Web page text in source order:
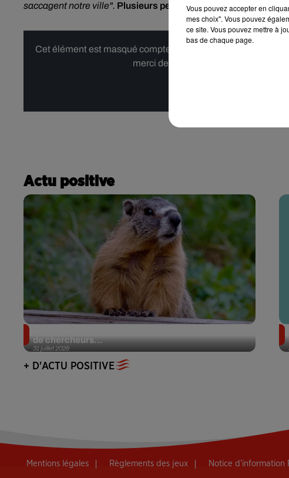
saccagent notre ville". Plusieurs personnes ont été
Cet élément est masqué compte-tenu du refus du dépôt de
merci de nous donner votre accord
Afficher
Actu positive
31 juillet 2026
de chercheurs...
+ D'ACTU POSITIVE
Mentions légales Règlements des jeux Notice d’information
Vous pouvez accepter en
mes choix". Vous pouvez
ce site. Vous pouvez mettre à
bas de chaque page.